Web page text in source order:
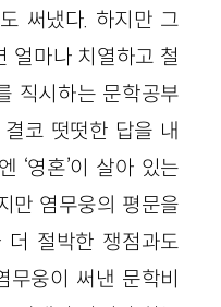
써냈다. 하지만 그
얼마나 치열하고 철
직시하는 문학공부
코 떳떳한 답을 내
‘영혼’이 살아 있는
만 염무웅의 평문을
더 절박한 쟁점과도
웅이 써낸 문학비